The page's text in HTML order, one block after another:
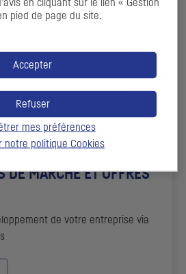
DE MARCHÉ ET OFFRES
de votre entreprise via
pied de page du site.
Accepter
Refuser
mes préférences
notre politique Cookies